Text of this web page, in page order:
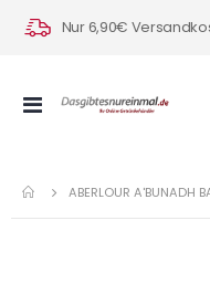
Nur 6,90€
Navigation
ABERLOUR A'BUNADH